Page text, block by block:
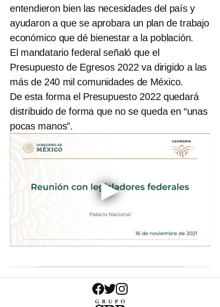
entendieron bien las necesidades del país y
ayudaron a que se aprobara un plan de trabajo
económico que dé bienestar a la población.
El mandatario federal señaló que el
Presupuesto de Egresos 2022 va dirigido a las
más de 240 mil comunidades de México.
De esta forma el Presupuesto 2022 quedará
distribuido de forma que no se queda en “unas
pocas manos”.